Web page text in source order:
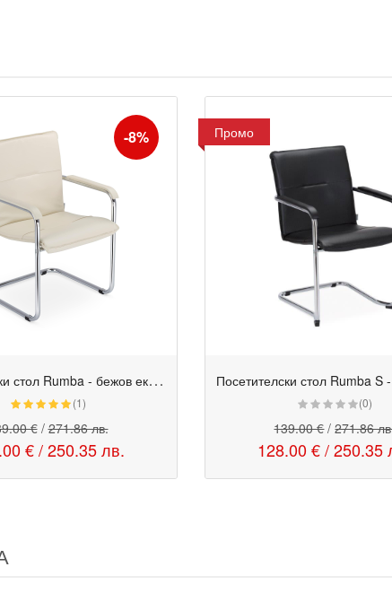
-8%
П
осетителски стол Rumba - бежов еко кожа
(1)
€/271.86 лв.
€/250.35 лв.
Промо
(0)
139.00 €/271.86
128.00 €/250.35